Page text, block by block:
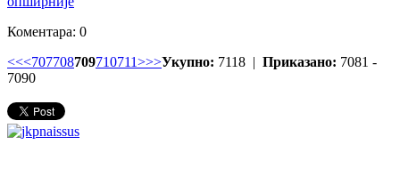
Коментара: 0
<<<707708709710711>>>Укупно: 7118 | Приказано: 7081 -
7090